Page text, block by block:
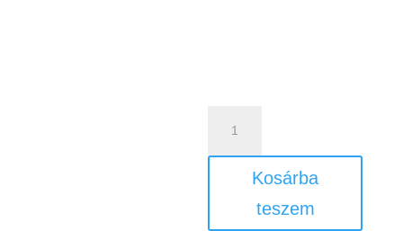
nap/2
éjszakás
Kosárba
teszem